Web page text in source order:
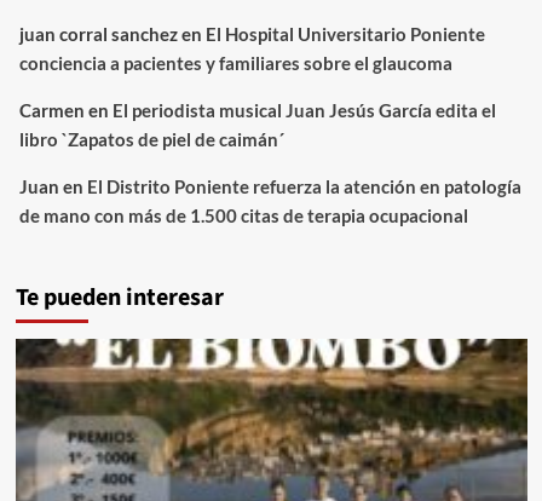
juan corral sanchezen El Hospital Universitario Poniente
conciencia a pacientes y familiares sobre el glaucoma
Carmen en El periodista musical Juan Jesús García edita el
libro `Zapatos de piel de caimán´
Juan en El Distrito Poniente refuerza la atención en patología
de mano con más de 1.500 citas de terapia ocupacional
Te pueden interesar